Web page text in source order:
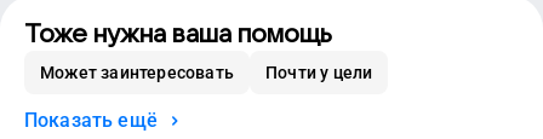
Тоже нужна ваша помощь
Может заинтересовать Почти у цели
Показать ещё